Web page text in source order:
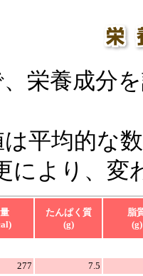
栄養成分
平均的な
により、変
たんぱく質
(g)
脂
(g)
277
7.5